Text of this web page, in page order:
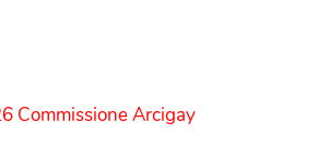
Commissione Arcigay